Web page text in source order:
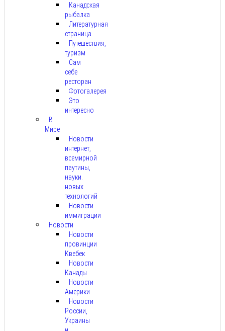
Канадская
рыбалка
Литературная
страница
Путешествия,
туризм
Сам
себе
ресторан
Фотогалерея
Это
интересно
В
Мире
Новости
интернет,
всемирной
паутины,
науки.
новых
технологий
Новости
иммиграции
Новости
Новости
провинции
Квебек
Новости
Канады
Новости
Америки
Новости
России,
Украины